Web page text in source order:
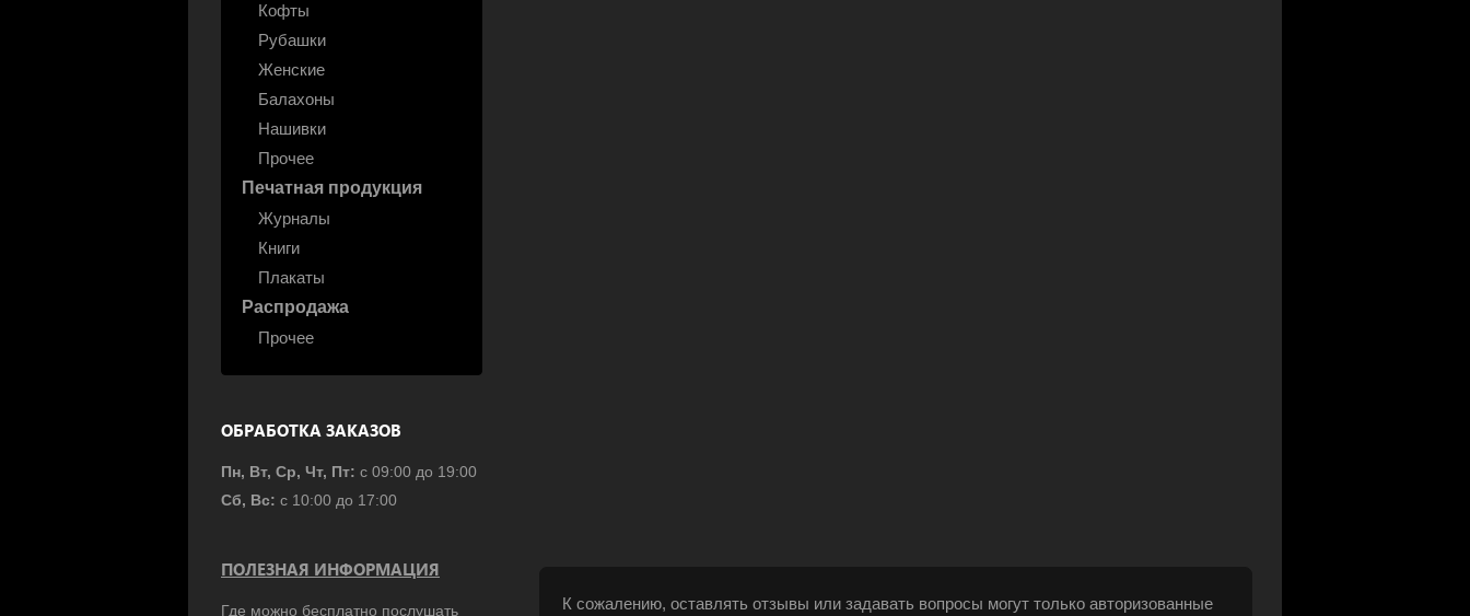
Кофты
Рубашки
Женские
Балахоны
Нашивки
Прочее
Печатная продукция
Журналы
Книги
Плакаты
Распродажа
Прочее
ОБРАБОТКА ЗАКАЗОВ
Пн, Вт, Ср, Чт, Пт: с 09:00 до 19:00
Сб, Вс: с 10:00 до 17:00
ПОЛЕЗНАЯ ИНФОРМАЦИЯ
Где можно бесплатно послушать
К сожалению, оставлять отзывы или задавать вопросы могут только авторизованные